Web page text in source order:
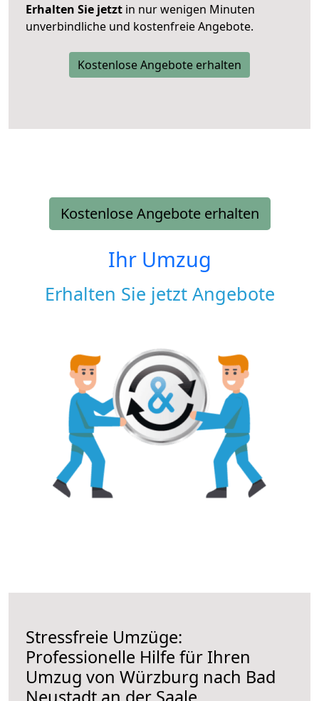
Erhalten Sie jetzt in nur wenigen Minuten
unverbindliche und kostenfreie Angebote.
Kostenlose Angebote erhalten
Kostenlose Angebote erhalten
Ihr Umzug
Erhalten Sie jetzt Angebote
Stressfreie Umzüge:
Professionelle Hilfe für Ihren
Umzug von Würzburg nach Bad